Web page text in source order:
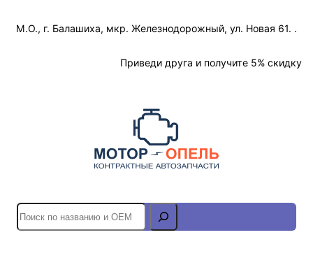
М.О., г. Балашиха, мкр. Железнодорожный, ул. Новая 61. .
Приведи друга и получите 5% скидку
S
e